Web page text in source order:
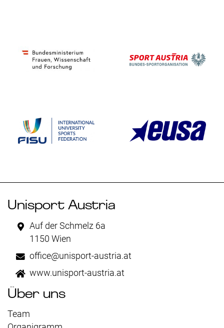
Unisport Austria
Auf der Schmelz 6a
1150 Wien
office@unisport-austria.at
www.unisport-austria.at
Über uns
Team